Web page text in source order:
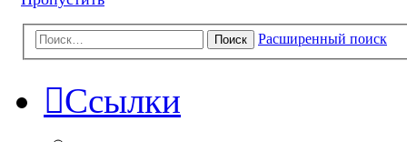
Поиск Расширенный поиск
Ссылки